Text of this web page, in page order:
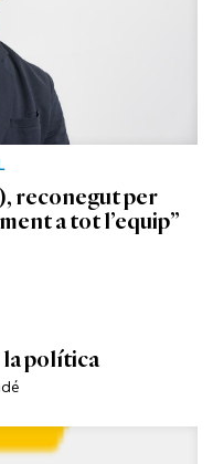
reconegut per
a tot l’equip”
política